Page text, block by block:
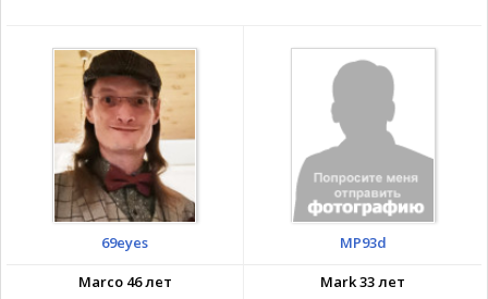
69eyes
Marco 46 лет
MP93d
Mark 33 лет